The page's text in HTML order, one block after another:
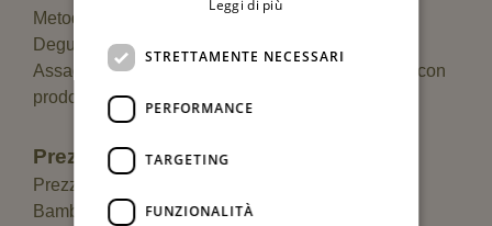
Metodo Classico
Degustazione guidata di tre dei nostri
Assaggi di olio EVO, formaggi locali e bruschette con
prodotti tipici
Prezzi e durata
Prezzo: € 35,00 a persona
Bambini sopra i 5 anni: € 10,00
Leggi di più
STRETTAMENTE NECESSARI
PERFORMANCE
TARGETING
FUNZIONALITÀ